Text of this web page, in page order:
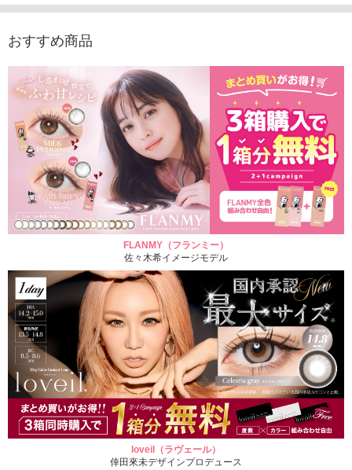
1,760円(税込)
おすすめ商品
FLANMY（フランミー）
佐々木希イメージモデル
loveil（ラヴェール）
倖田來未デザインプロデュース